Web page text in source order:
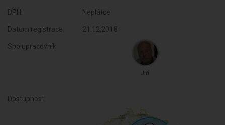
DPH: Neplátce
Datum registrace: 21.12.2018
Spolupracovník
Jiří
Dostupnost: